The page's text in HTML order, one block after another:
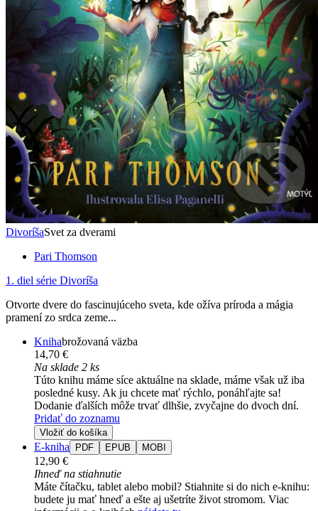
DivoríšaSvet za dverami
Pari Thomson
1. diel série Divoríša
Otvorte dvere do fascinujúceho sveta, kde ožíva príroda a mágia
pramení zo srdca zeme...
Knihabrožovaná väzba
14,70 €
Na sklade 2 ks
Túto knihu máme síce aktuálne na sklade, máme však už iba
posledné kusy. Ak ju chcete mať rýchlo, ponáhľajte sa!
Dodanie ďalších môže trvať dlhšie, zvyčajne do dvoch dní.
Pridať do zoznamu
Vložiť do košíka
E-kniha PDF EPUB MOBI
12,90 €
Ihneď na stiahnutie
Máte čítačku, tablet alebo mobil? Stiahnite si do nich e-knihu:
budete ju mať hneď a ešte aj ušetríte život stromom. Viac